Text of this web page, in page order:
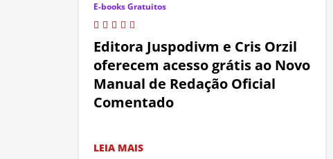
E-books Gratuitos
Editora Juspodivm e Cris Orzil
oferecem acesso grátis ao Novo
Manual de Redação Oficial
Comentado
LEIA MAIS